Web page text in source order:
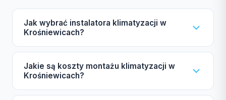
Jak wybrać instalatora klimatyzacji w
Krośniewicach?
Podczas wyboru instalatora klimatyzacji w
Krośniewicach zwróć uwagę na certyfikat F-gazowy
gwarancję oraz opinie innych klientów. Nasz katalog
Jakie są koszty montażu klimatyzacji w
Krośniewicach?